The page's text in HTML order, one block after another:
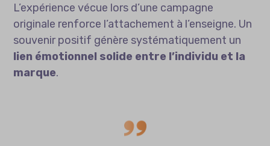
L’expérience vécue lors d’une campagne
originale renforce l’attachement à l’enseigne. Un
souvenir positif génère systématiquement un
lien émotionnel solide entre l’individu et la
marque.